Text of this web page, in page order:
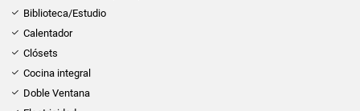
Biblioteca/Estudio
Calentador
Clósets
Cocina integral
Doble Ventana